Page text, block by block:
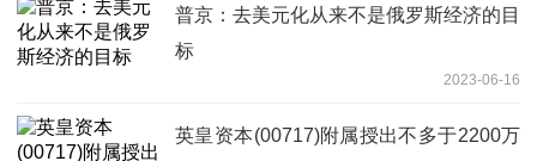
普京：去美元化从来不是俄罗斯经济的目
标
2023-06-16
英皇资本(00717)附属授出不多于2200万